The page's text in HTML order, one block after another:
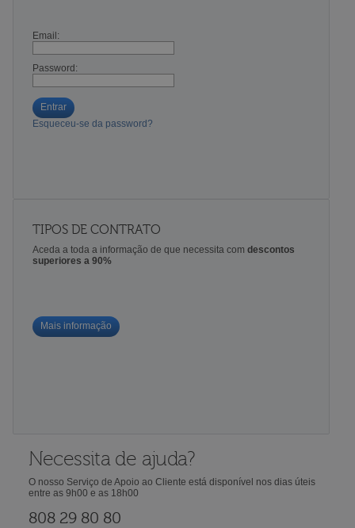
Email:
Password:
Entrar
Esqueceu-se da password?
TIPOS DE CONTRATO
Aceda a toda a informação de que necessita com descontos
superiores a 90%
Mais informação
Necessita de ajuda?
O nosso Serviço de Apoio ao Cliente está disponível nos dias úteis
entre as 9h00 e as 18h00
808 29 80 80